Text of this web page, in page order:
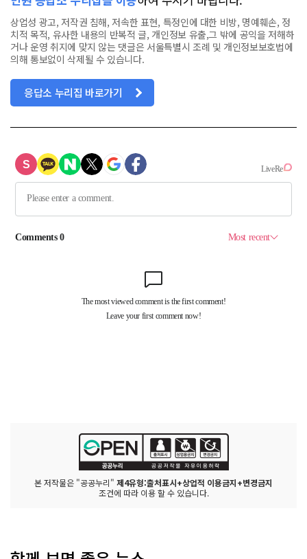
상업성 광고, 저작권 침해, 저속한 표현, 특정인에 대한 비방, 명예훼손, 정
치적 목적, 유사한 내용의 반복적 글, 개인정보 유출,그 밖에 공익을 저해하
거나 운영 취지에 맞지 않는 댓글은 서울특별시 조례 및 개인정보보호법에
의해 통보없이 삭제될 수 있습니다.
응답소 누리집 바로가기
본 저작물은 "공공누리" 제4유형:출처표시+상업적 이용금지+변경금지
조건에 따라 이용 할 수 있습니다.